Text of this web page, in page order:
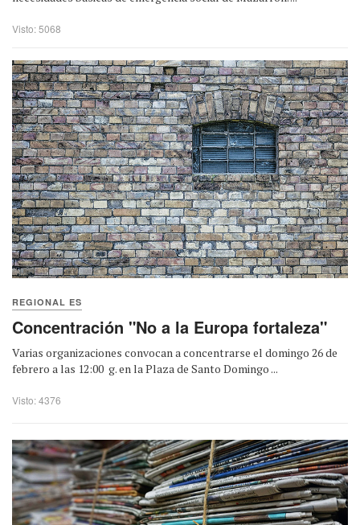
Visto: 5068
REGIONAL ES
Concentración "No a la Europa fortaleza"
Varias organizaciones convocan a concentrarse el domingo 26 de
febrero a las 12:00 g. en la Plaza de Santo Domingo ...
Visto: 4376